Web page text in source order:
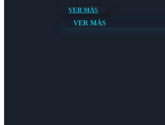
VER MÁS
VER MÁS